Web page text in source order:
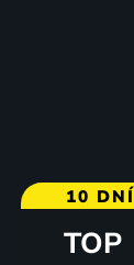
10
TOP